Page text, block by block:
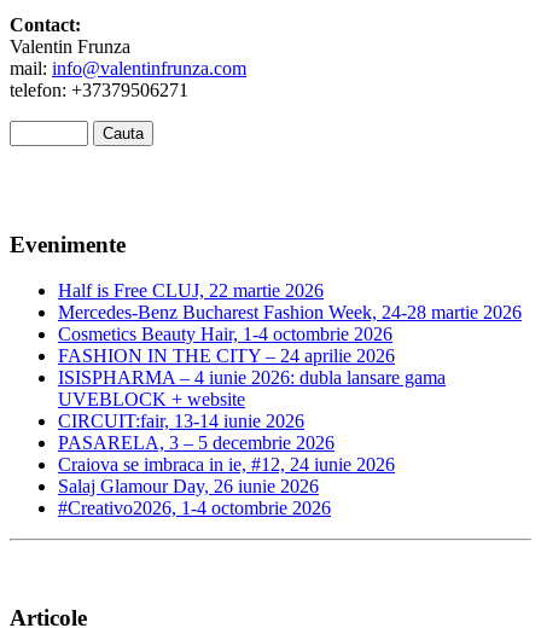
Contact:
Valentin Frunza
mail: info@valentinfrunza.com
telefon: +37379506271
Evenimente
Half is Free CLUJ, 22 martie 2026
Mercedes-Benz Bucharest Fashion Week, 24-28 martie 2026
Cosmetics Beauty Hair, 1-4 octombrie 2026
FASHION IN THE CITY – 24 aprilie 2026
ISISPHARMA – 4 iunie 2026: dubla lansare gama
UVEBLOCK + website
CIRCUIT:fair, 13-14 iunie 2026
PASARELA, 3 – 5 decembrie 2026
Craiova se imbraca in ie, #12, 24 iunie 2026
Salaj Glamour Day, 26 iunie 2026
#Creativo2026, 1-4 octombrie 2026
Articole